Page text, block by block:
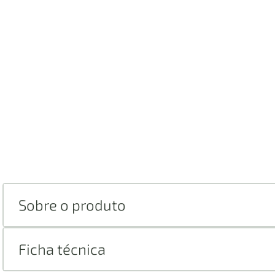
Sobre o produto
Ficha técnica